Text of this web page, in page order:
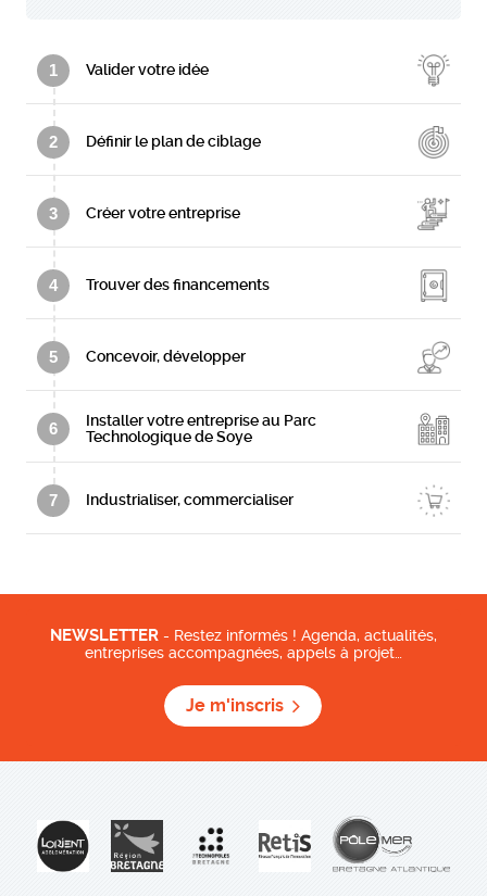
1 Valider votre idée
2 Définir le plan de ciblage
3 Créer votre entreprise
4 Trouver des financements
5 Concevoir, développer
6
Installer votre entreprise au Parc
Technologique de Soye
7 Industrialiser, commercialiser
NEWSLETTER - Restez informés ! Agenda, actualités,
entreprises accompagnées, appels à projet…
Je m'inscris